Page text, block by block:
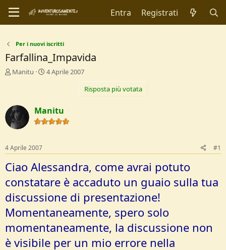
Entra Registrati
Per i nuovi iscritti
Farfallina_Impavida
C
t
o
r
D
i
s
c
u
s
s
i
o
n
e
Manitu
D
d
i
I
z
o
4 Aprile 2007
Risposta più votata
Manitu
4 Aprile 2007 #1
Ciao Alessandra, come avrai potuto
constatare è accaduto un guaio sulla tua
discussione di presentazione!
Momentaneamente, spero solo
momentaneamente, la discussione non
è visibile per un mio errore nella